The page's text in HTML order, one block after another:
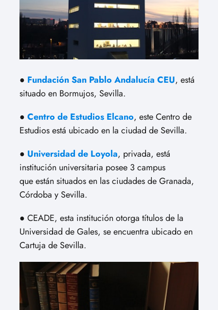
● Fundación San Pablo Andalucía CEU, está
situado en Bormujos, Sevilla.
● Centro de Estudios Elcano, este Centro de
Estudios está ubicado en la ciudad de Sevilla.
● Universidad de Loyola, privada, está
institución universitaria posee 3 campus
que están situados en las ciudades de Granada,
Córdoba y Sevilla.
● CEADE, esta institución otorga títulos de la
Universidad de Gales, se encuentra ubicado en
Cartuja de Sevilla.